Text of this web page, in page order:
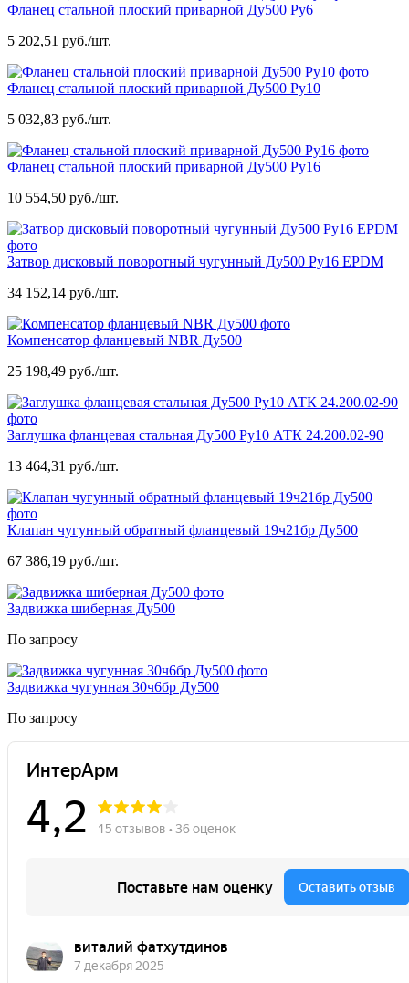
Фланец стальной плоский приварной Ду500 Ру6
5 202,51 руб./шт.
Фланец стальной плоский приварной Ду500 Ру10
5 032,83 руб./шт.
Фланец стальной плоский приварной Ду500 Ру16
10 554,50 руб./шт.
Затвор дисковый поворотный чугунный Ду500 Ру16 EPDM
34 152,14 руб./шт.
Компенсатор фланцевый NBR Ду500
25 198,49 руб./шт.
Заглушка фланцевая стальная Ду500 Ру10 АТК 24.200.02-90
13 464,31 руб./шт.
Клапан чугунный обратный фланцевый 19ч21бр Ду500
67 386,19 руб./шт.
Задвижка шиберная Ду500
По запросу
Задвижка чугунная 30ч6бр Ду500
По запросу